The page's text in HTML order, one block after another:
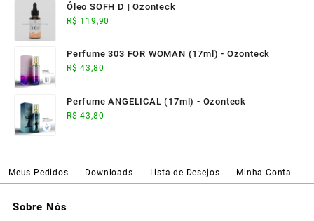
Óleo SOFH D | Ozonteck
R$ 119,90
Perfume 303 FOR WOMAN (17ml) - Ozonteck
R$ 43,80
Perfume ANGELICAL (17ml) - Ozonteck
R$ 43,80
Meus Pedidos Downloads Lista de Desejos Minha Conta
Sobre Nós